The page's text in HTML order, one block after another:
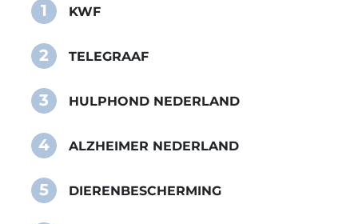
1 KWF
2 TELEGRAAF
3 HULPHOND NEDERLAND
4 ALZHEIMER NEDERLAND
5 DIERENBESCHERMING